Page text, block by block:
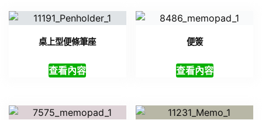
桌上型便條筆座
查看內容
便簽
查看內容